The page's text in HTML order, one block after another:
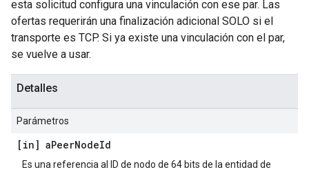
esta solicitud configura una vinculación con ese par. Las
ofertas requerirán una finalización adicional SOLO si el
transporte es TCP. Si ya existe una vinculación con el par,
se vuelve a usar.
Detalles
Parámetros
[in] aPeerNodeId
Es una referencia al ID de nodo de 64 bits de la entidad de